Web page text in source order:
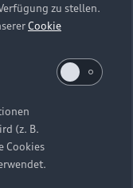
Anordnung der
auf dieser
zu stellen.
Cookie
(z. B.
Cookies